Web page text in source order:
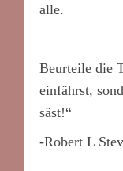
alle.
Beurteile die
einfährst,
säst!“
-Robert L